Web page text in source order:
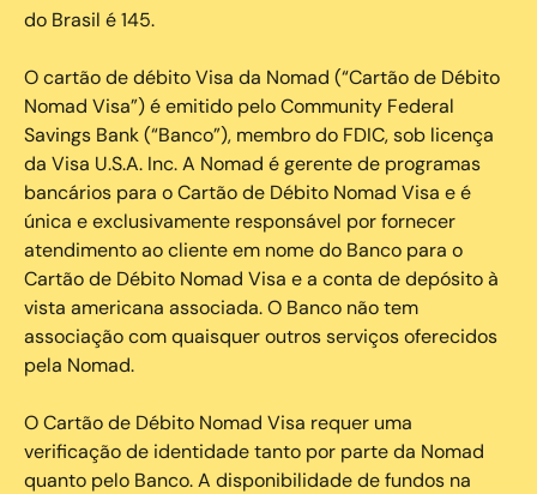
do Brasil é 145.
O cartão de débito Visa da Nomad (“Cartão de Débito
Nomad Visa”) é emitido pelo Community Federal
Savings Bank (“Banco”), membro do FDIC, sob licença
da Visa U.S.A. Inc. A Nomad é gerente de programas
bancários para o Cartão de Débito Nomad Visa e é
única e exclusivamente responsável por fornecer
atendimento ao cliente em nome do Banco para o
Cartão de Débito Nomad Visa e a conta de depósito à
vista americana associada. O Banco não tem
associação com quaisquer outros serviços oferecidos
pela Nomad.
O Cartão de Débito Nomad Visa requer uma
verificação de identidade tanto por parte da Nomad
quanto pelo Banco. A disponibilidade de fundos na